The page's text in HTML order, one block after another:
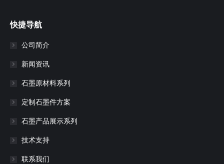
快捷导航
公司简介
新闻资讯
石墨原材料系列
定制石墨件方案
石墨产品展示系列
技术支持
联系我们